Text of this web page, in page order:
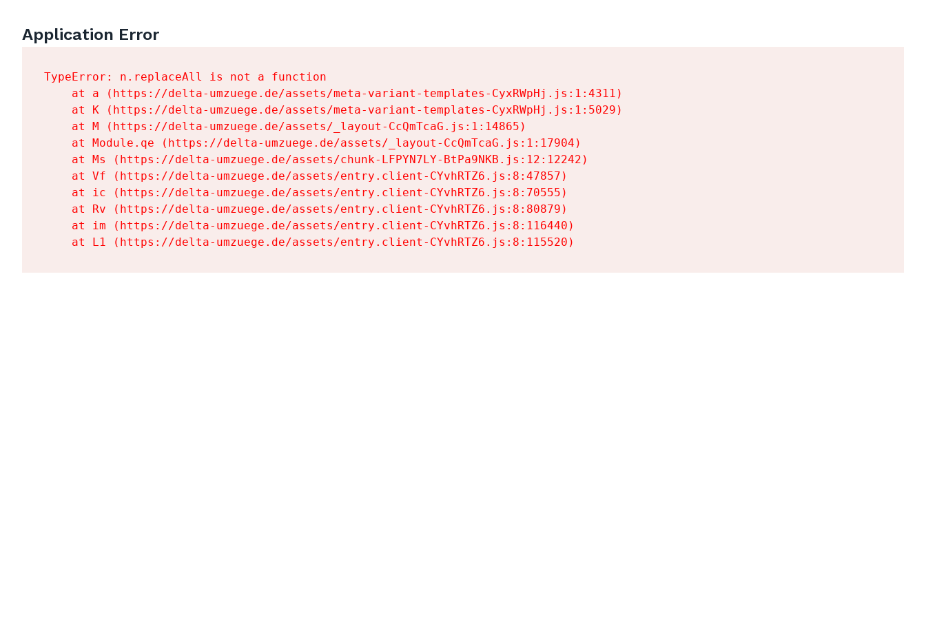
Application Error
TypeError: n.replaceAll is not a function
    at a (https://delta-umzuege.de/assets/meta-variant-templates-CyxRWpHj.js:1:4311)
    at K (https://delta-umzuege.de/assets/meta-variant-templates-CyxRWpHj.js:1:5029)
    at M (https://delta-umzuege.de/assets/_layout-CcQmTcaG.js:1:14865)
    at Module.qe (https://delta-umzuege.de/assets/_layout-CcQmTcaG.js:1:17904)
    at Ms (https://delta-umzuege.de/assets/chunk-LFPYN7LY-BtPa9NKB.js:12:12242)
    at Vf (https://delta-umzuege.de/assets/entry.client-CYvhRTZ6.js:8:47857)
    at ic (https://delta-umzuege.de/assets/entry.client-CYvhRTZ6.js:8:70555)
    at Rv (https://delta-umzuege.de/assets/entry.client-CYvhRTZ6.js:8:80879)
    at im (https://delta-umzuege.de/assets/entry.client-CYvhRTZ6.js:8:116440)
    at L1 (https://delta-umzuege.de/assets/entry.client-CYvhRTZ6.js:8:115520)